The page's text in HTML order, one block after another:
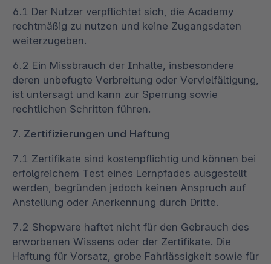
6.1 Der Nutzer verpflichtet sich, die Academy
rechtmäßig zu nutzen und keine Zugangsdaten
weiterzugeben.
6.2 Ein Missbrauch der Inhalte, insbesondere
deren unbefugte Verbreitung oder Vervielfältigung,
ist untersagt und kann zur Sperrung sowie
rechtlichen Schritten führen.
7. Zertifizierungen und Haftung
7.1 Zertifikate sind kostenpflichtig und können bei
erfolgreichem Test eines Lernpfades ausgestellt
werden, begründen jedoch keinen Anspruch auf
Anstellung oder Anerkennung durch Dritte.
7.2 Shopware haftet nicht für den Gebrauch des
erworbenen Wissens oder der Zertifikate. Die
Haftung für Vorsatz, grobe Fahrlässigkeit sowie für